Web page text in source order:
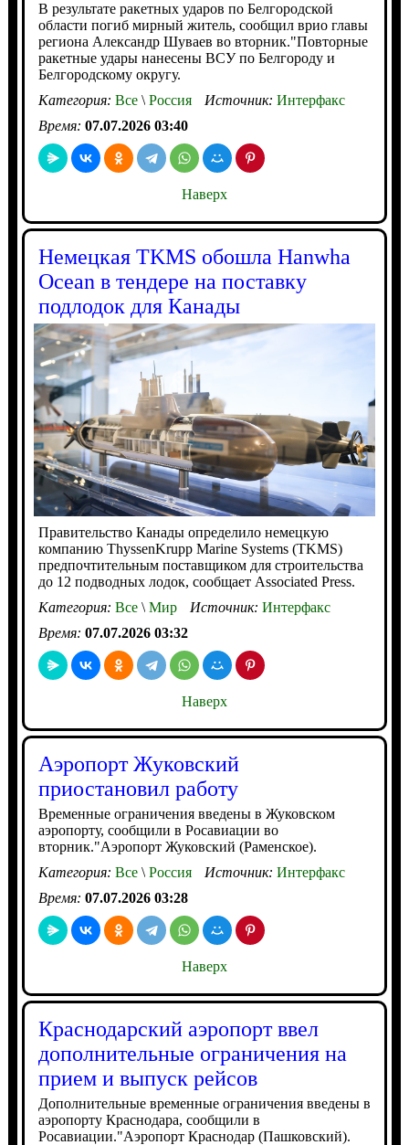
В результате ракетных ударов по Белгородской
области погиб мирный житель, сообщил врио главы
региона Александр Шуваев во вторник."Повторные
ракетные удары нанесены ВСУ по Белгороду и
Белгородскому округу.
Категория: Все\Россия Источник: Интерфакс
Время: 07.07.2026 03:40
Наверх
Немецкая TKMS обошла Hanwha
Ocean в тендере на поставку
подлодок для Канады
Правительство Канады определило немецкую
компанию ThyssenKrupp Marine Systems (TKMS)
предпочтительным поставщиком для строительства
до 12 подводных лодок, сообщает Associated Press.
Категория: Все\Мир Источник: Интерфакс
Время: 07.07.2026 03:32
Наверх
Аэропорт Жуковский
приостановил работу
Временные ограничения введены в Жуковском
аэропорту, сообщили в Росавиации во
вторник."Аэропорт Жуковский (Раменское).
Категория: Все\Россия Источник: Интерфакс
Время: 07.07.2026 03:28
Наверх
Краснодарский аэропорт ввел
дополнительные ограничения на
прием и выпуск рейсов
Дополнительные временные ограничения введены в
аэропорту Краснодара, сообщили в
Росавиации."Аэропорт Краснодар (Пашковский).